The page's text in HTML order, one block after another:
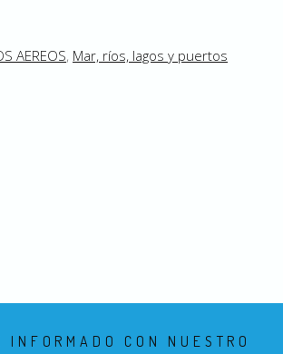
AEREOS, Mar, ríos, lagos y puertos
INFORMADO CON NUESTRO